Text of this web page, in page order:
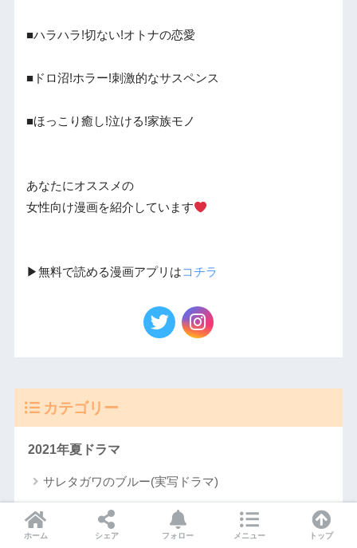
■ハラハラ!切ない!オトナの恋愛
■ドロ沼!ホラー!刺激的なサスペンス
■ほっこり癒し!泣ける!家族モノ
あなたにオススメの
女性向け漫画を紹介しています
▶︎無料で読める漫画アプリはコチラ
カテゴリー
2021年夏ドラマ
サレタガワのブルー(実写ドラマ)
プロミス・シンデレラ(実写ドラマ)
[2021年7月期]ドラマの感想と評価
ホーム シェア フォロー メニュー トップ